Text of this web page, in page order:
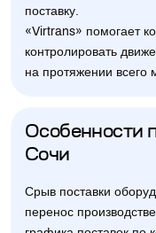
поставку.
«Virtrans» помогает
контролировать
на протяжении всего
Особенности
Сочи
Срыв поставки
перенос